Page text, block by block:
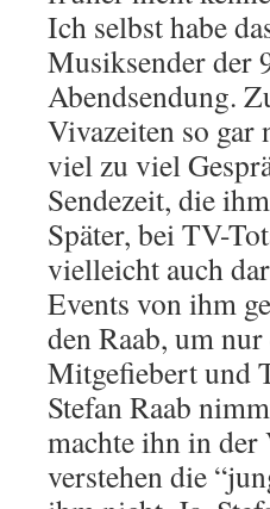
Ich selbst habe
Musiksender der
Abendsendung.
Vivazeiten so
viel zu viel
Sendezeit, die
Später, bei TV-
vielleicht auch
Events von ihm
den Raab, um
Mitgefiebert und
Stefan Raab
machte ihn in
verstehen die